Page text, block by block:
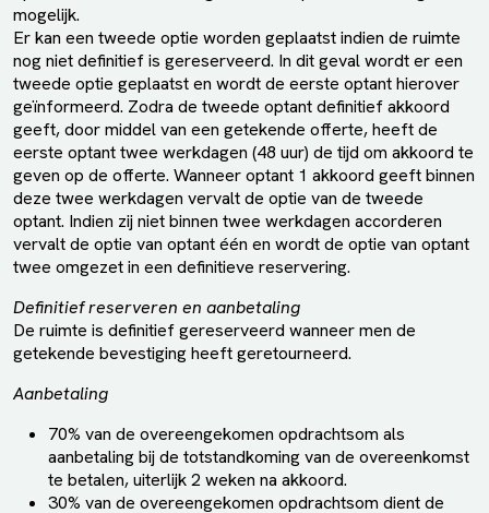
mogelijk.
Er kan een tweede optie worden geplaatst indien de ruimte
nog niet definitief is gereserveerd. In dit geval wordt er een
tweede optie geplaatst en wordt de eerste optant hierover
geïnformeerd. Zodra de tweede optant definitief akkoord
geeft, door middel van een getekende offerte, heeft de
eerste optant twee werkdagen (48 uur) de tijd om akkoord te
geven op de offerte. Wanneer optant 1 akkoord geeft binnen
deze twee werkdagen vervalt de optie van de tweede
optant. Indien zij niet binnen twee werkdagen accorderen
vervalt de optie van optant één en wordt de optie van optant
twee omgezet in een definitieve reservering.
Definitief reserveren en aanbetaling
De ruimte is definitief gereserveerd wanneer men de
getekende bevestiging heeft geretourneerd.
Aanbetaling
70% van de overeengekomen opdrachtsom als
aanbetaling bij de totstandkoming van de overeenkomst
te betalen, uiterlijk 2 weken na akkoord.
30% van de overeengekomen opdrachtsom dient de